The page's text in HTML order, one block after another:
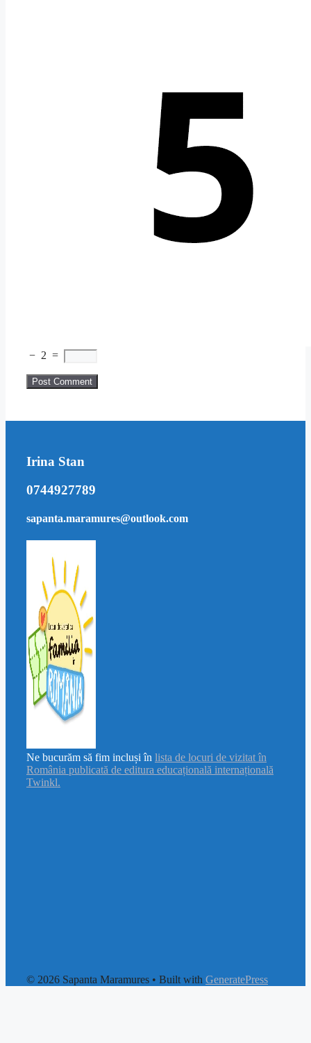
− 2 =
Irina Stan
0744927789
sapanta.maramures@outlook.com
Ne bucurăm să fim incluși în lista de locuri de vizitat în
România publicată de editura educațională internațională
Twinkl.
© 2026 Sapanta Maramures • Built with GeneratePress